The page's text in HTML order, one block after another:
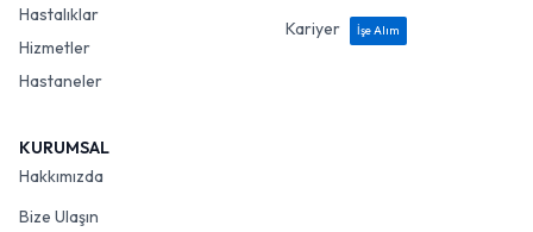
Hastalıklar
Hizmetler
Hastaneler
Kariyer
İşe Alım
KURUMSAL
Hakkımızda
Bize Ulaşın